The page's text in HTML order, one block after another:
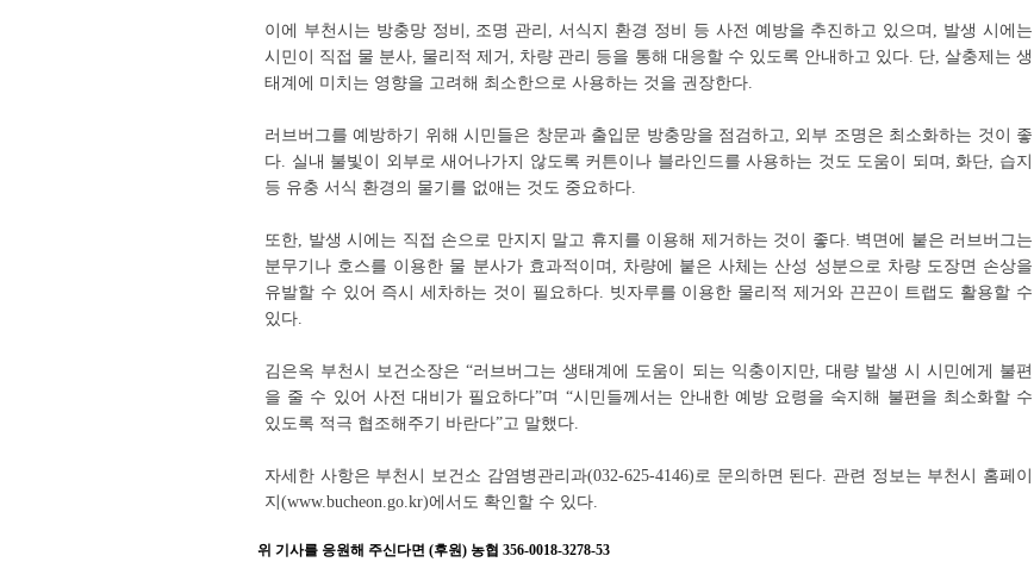
이에 부천시는 방충망 정비, 조명 관리, 서식지 환경 정비 등 사전 예방을 추진하고 있으며, 발생 시에는
시민이 직접 물 분사, 물리적 제거, 차량 관리 등을 통해 대응할 수 있도록 안내하고 있다. 단, 살충제는 생
태계에 미치는 영향을 고려해 최소한으로 사용하는 것을 권장한다.
러브버그를 예방하기 위해 시민들은 창문과 출입문 방충망을 점검하고, 외부 조명은 최소화하는 것이 좋
다. 실내 불빛이 외부로 새어나가지 않도록 커튼이나 블라인드를 사용하는 것도 도움이 되며, 화단, 습지
등 유충 서식 환경의 물기를 없애는 것도 중요하다.
또한, 발생 시에는 직접 손으로 만지지 말고 휴지를 이용해 제거하는 것이 좋다. 벽면에 붙은 러브버그는
분무기나 호스를 이용한 물 분사가 효과적이며, 차량에 붙은 사체는 산성 성분으로 차량 도장면 손상을
유발할 수 있어 즉시 세차하는 것이 필요하다. 빗자루를 이용한 물리적 제거와 끈끈이 트랩도 활용할 수
있다.
김은옥 부천시 보건소장은 “러브버그는 생태계에 도움이 되는 익충이지만, 대량 발생 시 시민에게 불편
을 줄 수 있어 사전 대비가 필요하다”며 “시민들께서는 안내한 예방 요령을 숙지해 불편을 최소화할 수
있도록 적극 협조해주기 바란다”고 말했다.
자세한 사항은 부천시 보건소 감염병관리과(032-625-4146)로 문의하면 된다. 관련 정보는 부천시 홈페이
지(www.bucheon.go.kr)에서도 확인할 수 있다.
위 기사를 응원해 주신다면 (후원) 농협 356-0018-3278-53